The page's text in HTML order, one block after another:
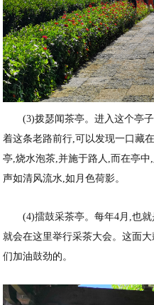
(3)拨瑟闻茶亭。进入这个亭
着这条老路前行,可以发现一口藏
亭,烧水泡茶,并施于路人,而在亭
声如清风流水,如月色荷影。
(4)擂鼓采茶亭。每年4月,也
就会在这里举行采茶大会。这面
们加油鼓劲的。